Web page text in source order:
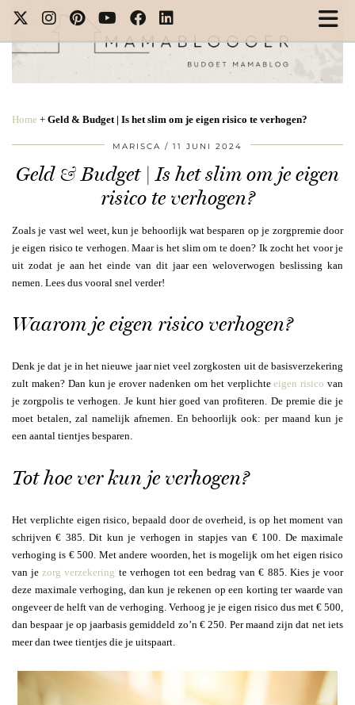
Home + Geld & Budget | Is het slim om je eigen risico te verhogen?
MARISCA 11 JUNI 2024
Geld & Budget | Is het slim om je eigen
risico te verhogen?
Zoals je vast wel weet, kun je behoorlijk wat besparen op je zorgpremie door
je eigen risico te verhogen. Maar is het slim om te doen? Ik zocht het voor je
uit zodat je aan het einde van dit jaar een weloverwogen beslissing kan
nemen. Lees dus vooral snel verder!
Waarom je eigen risico verhogen?
Denk je dat je in het nieuwe jaar niet veel zorgkosten uit de basisverzekering
zult maken? Dan kun je erover nadenken om het verplichteeigen risico van
je zorgpolis te verhogen. Je kunt hier goed van profiteren. De premie die je
moet betalen, zal namelijk afnemen. En behoorlijk ook: per maand kun je
een aantal tientjes besparen.
Tot hoe ver kun je verhogen?
Het verplichte eigen risico, bepaald door de overheid, is op het moment van
schrijven € 385. Dit kun je verhogen in stapjes van € 100. De maximale
verhoging is € 500. Met andere woorden, het is mogelijk om het eigen risico
van jezorg verzekering te verhogen tot een bedrag van € 885. Kies je voor
deze maximale verhoging, dan kun je rekenen op een korting ter waarde van
ongeveer de helft van de verhoging. Verhoog je je eigen risico dus met € 500,
dan bespaar je op jaarbasis gemiddeld zo’n € 250. Per maand zijn dat net iets
meer dan twee tientjes die je uitspaart.